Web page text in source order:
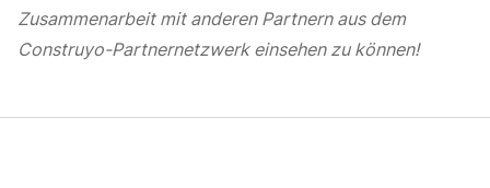
Zusammenarbeit mit anderen Partnern aus dem
Construyo-Partnernetzwerk einsehen zu können!